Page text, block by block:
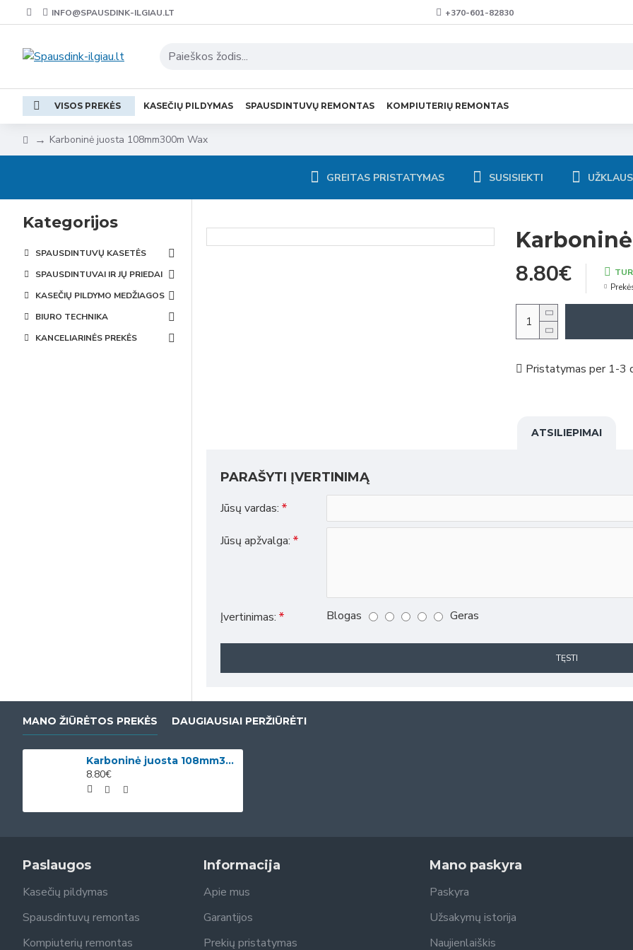
INFO@SPAUSDINK-ILGIAU.LT +370-601-82830
VISOS PREKĖS KASEČIŲ PILDYMAS SPAUSDINTUVŲ REMONTAS KOMPIUTERIŲ REMONTAS
Karboninė juosta 108mm300m Wax
GREITAS PRISTATYMAS SUSISIEKTI
Kategorijos
SPAUSDINTUVŲ KASETĖS
SPAUSDINTUVAI IR JŲ PRIEDAI
KASEČIŲ PILDYMO MEDŽIAGOS
BIURO TECHNIKA
KANCELIARINĖS PREKĖS
8.80€
Pristatymas per 1-3
ATSILIEPIMAI
PARAŠYTI ĮVERTINIMĄ
Jūsų vardas:
Jūsų apžvalga:
Įvertinimas: Blogas Geras
TĘSTI
MANO ŽIŪRĖTOS PREKĖS DAUGIAUSIAI PERŽIŪRĖTI
Karboninė juosta 108mm300m Wax
8.80€
Paslaugos
Kasečių pildymas
Spausdintuvų remontas
Kompiuterių remontas
Informacija
Apie mus
Garantijos
Prekių pristatymas
Mano paskyra
Paskyra
Užsakymų istorija
Naujienlaiškis